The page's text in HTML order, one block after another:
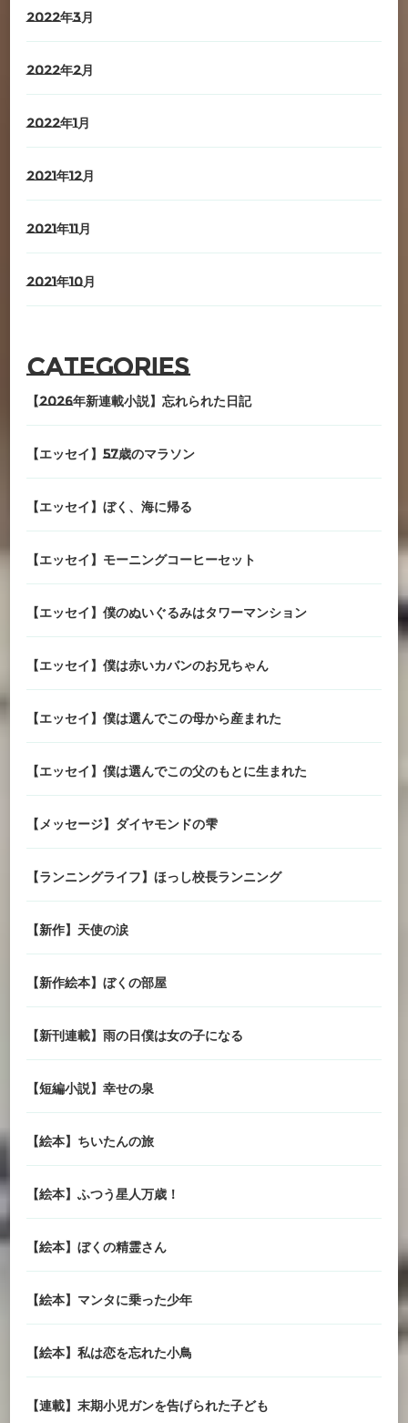
2022年3月
2022年2月
2022年1月
2021年12月
2021年11月
2021年10月
Categories
【2026年新連載小説】忘れられた日記
【エッセイ】57歳のマラソン
【エッセイ】ぼく、海に帰る
【エッセイ】モーニングコーヒーセット
【エッセイ】僕のぬいぐるみはタワーマンション
【エッセイ】僕は赤いカバンのお兄ちゃん
【エッセイ】僕は選んでこの母から産まれた
【エッセイ】僕は選んでこの父のもとに生まれた
【メッセージ】ダイヤモンドの雫
【ランニングライフ】ほっし校長ランニング
【新作】天使の涙
【新作絵本】ぼくの部屋
【新刊連載】雨の日僕は女の子になる
【短編小説】幸せの泉
【絵本】ちいたんの旅
【絵本】ふつう星人万歳！
【絵本】ぼくの精霊さん
【絵本】マンタに乗った少年
【絵本】私は恋を忘れた小鳥
【連載】末期小児ガンを告げられた子ども